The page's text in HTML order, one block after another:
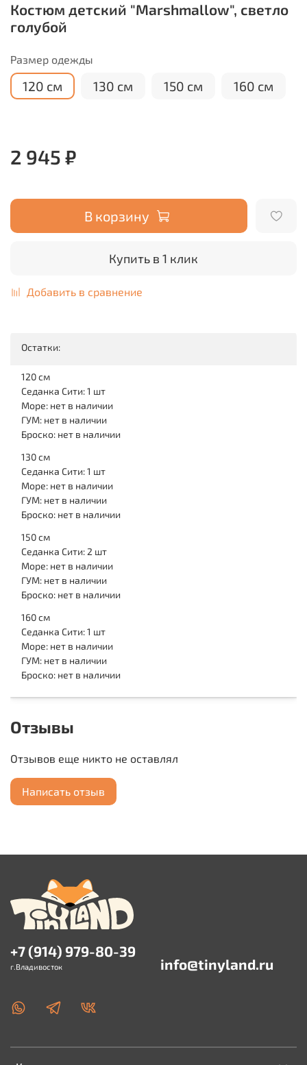
Костюм детский "Marshmallow", светло
голубой
Размер одежды
120 см 130 см 150 см 160 см
2 945 ₽
В корзину
Купить в 1 клик
Добавить в сравнение
Остатки:
120 см
Седанка Сити: 1 шт
Море: нет в наличии
ГУМ: нет в наличии
Броско: нет в наличии
130 см
Седанка Сити: 1 шт
Море: нет в наличии
ГУМ: нет в наличии
Броско: нет в наличии
150 см
Седанка Сити: 2 шт
Море: нет в наличии
ГУМ: нет в наличии
Броско: нет в наличии
160 см
Седанка Сити: 1 шт
Море: нет в наличии
ГУМ: нет в наличии
Броско: нет в наличии
Отзывы
Отзывов еще никто не оставлял
Написать отзыв
+7 (914) 979-80-39
г.Владивосток info@tinyland.ru